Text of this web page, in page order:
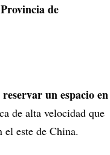
de
un espacio en
de alta velocidad que
este de China.